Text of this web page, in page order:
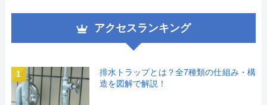
アクセスランキング
1
排水トラップとは？全7種類の仕組み・構
造を図解で解説！